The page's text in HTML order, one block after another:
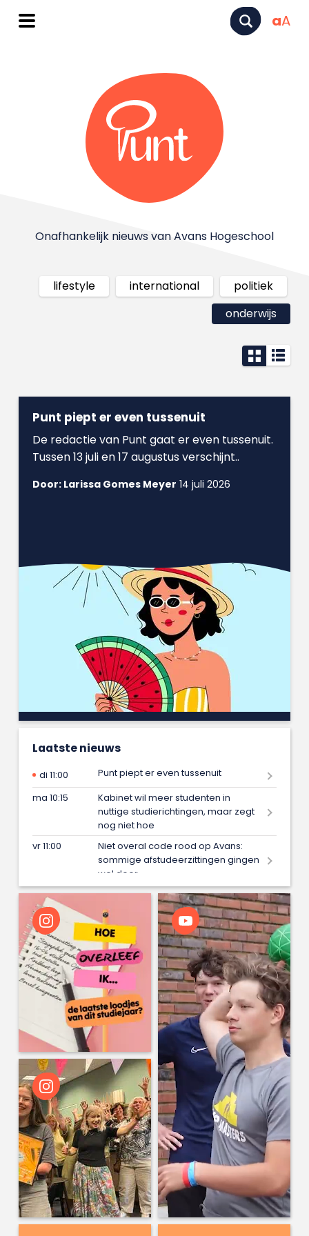
aA
Onafhankelijk nieuws van Avans Hogeschool
lifestyle international
politiek
onderwijs
Punt piept er even tussenuit
De redactie van Punt gaat er even tussenuit.
Tussen 13 juli en 17 augustus verschijnt..
Door: Larissa Gomes Meyer 14 juli 2026
Laatste nieuws
di 11:00
Punt piept er even tussenuit
ma 10:15
Kabinet wil meer studenten in
nuttige studierichtingen, maar zegt
nog niet hoe
vr 11:00
Niet overal code rood op Avans:
sommige afstudeerzittingen gingen
wel door
vr 09:15
Iris maakt met één blik in de spiegel
onveiligheid van vrouwen zichtbaar
en wint daarmee afstudeerprijs
wo 16:00
Microsoft de deur uit? Universiteit
Utrecht wil eigen mailomgeving